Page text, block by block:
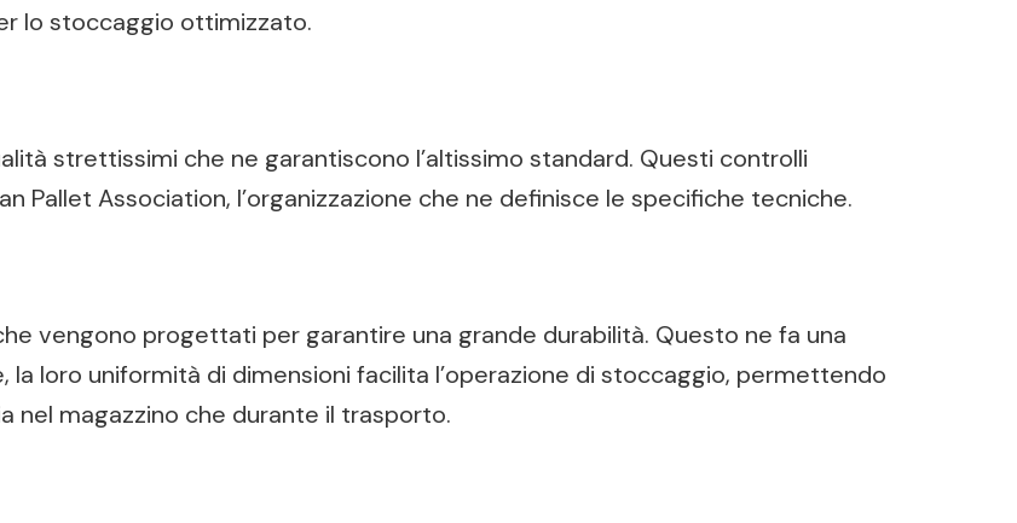
lo stoccaggio ottimizzato.
strettissimi che ne garantiscono l’altissimo standard. Questi controlli
Pallet Association, l’organizzazione che ne definisce le specifiche tecniche.
vengono progettati per garantire una grande durabilità. Questo ne fa una
loro uniformità di dimensioni facilita l’operazione di stoccaggio, permettendo
nel magazzino che durante il trasporto.